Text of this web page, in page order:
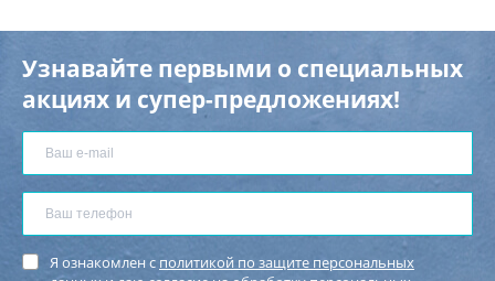
Узнавайте первыми о специальных
акциях и супер-предложениях!
Я ознакомлен с политикой по защите персональных